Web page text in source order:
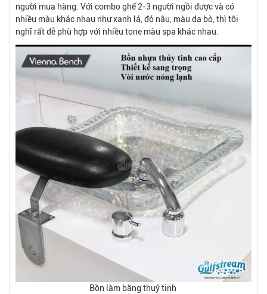
người mua hàng. Với combo ghế 2-3 người ngồi được và có
nhiều màu khác nhau như xanh lá, đỏ nâu, màu da bò, thì tôi
nghĩ rất dễ phù hợp với nhiều tone màu spa khác nhau.
Bồn làm bằng thuỷ tinh